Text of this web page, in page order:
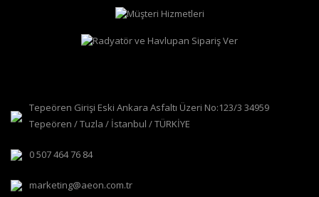
Tepeören Girişi Eski Ankara Asfaltı Üzeri No:123/3 34959
Tepeören / Tuzla / İstanbul / TÜRKİYE
0 507 464 76 84
marketing@aeon.com.tr